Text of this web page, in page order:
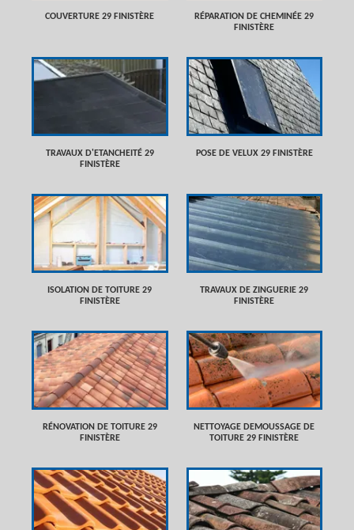
COUVERTURE 29 FINISTÈRE
RÉPARATION DE CHEMINÉE 29
FINISTÈRE
TRAVAUX D'ETANCHEITÉ 29
FINISTÈRE
POSE DE VELUX 29 FINISTÈRE
ISOLATION DE TOITURE 29
FINISTÈRE
TRAVAUX DE ZINGUERIE 29
FINISTÈRE
RÉNOVATION DE TOITURE 29
FINISTÈRE
NETTOYAGE DEMOUSSAGE DE
TOITURE 29 FINISTÈRE